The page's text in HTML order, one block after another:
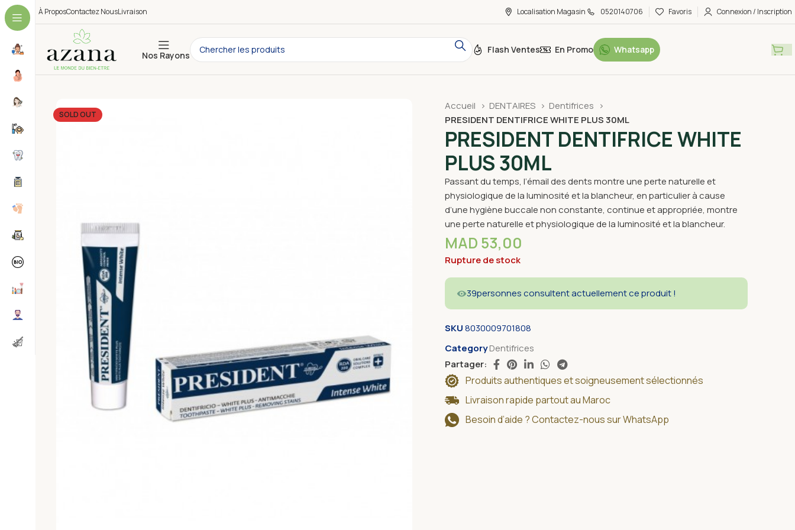
À ProposContactez NousLivraison Localisation Magasin 0520140706 Favoris Connexion / Inscription
Nos Rayons
Flash Ventes En Promo Whatsapp
SOLD OUT
Accueil DENTAIRES
Dentifrices
PRESIDENT DENTIFRICE WHITE PLUS 30ML
PRESIDENT DENTIFRICE WHITE
PLUS 30ML
Passant du temps, l’émail des dents montre une perte naturelle et
physiologique de la luminosité et la blancheur, en particulier à cause
d’une hygiène buccale non constante, continue et appropriée, montre
une perte naturelle et physiologique de la luminosité et la blancheur.
MAD 53,00
Rupture de stock
39personnes consultent actuellement ce produit !
SKU8030009701808
CategoryDentifrices
Partager:
Produits authentiques et soigneusement sélectionnés
Livraison rapide partout au Maroc
Besoin d’aide ? Contactez-nous sur WhatsApp